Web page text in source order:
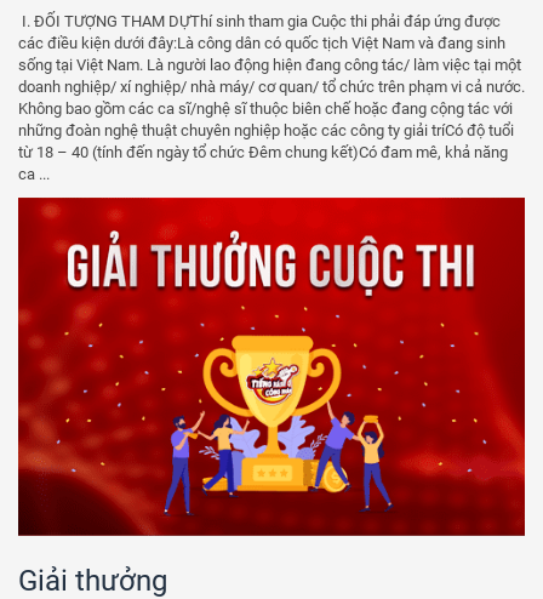
I. ĐỐI TƯỢNG THAM DỰThí sinh tham gia Cuộc thi phải đáp ứng được
các điều kiện dưới đây:Là công dân có quốc tịch Việt Nam và đang sinh
sống tại Việt Nam. Là người lao động hiện đang công tác/ làm việc tại một
doanh nghiệp/ xí nghiệp/ nhà máy/ cơ quan/ tổ chức trên phạm vi cả nước.
Không bao gồm các ca sĩ/nghệ sĩ thuộc biên chế hoặc đang cộng tác với
những đoàn nghệ thuật chuyên nghiệp hoặc các công ty giải tríCó độ tuổi
từ 18 – 40 (tính đến ngày tổ chức Đêm chung kết)Có đam mê, khả năng
ca ...
Giải thưởng